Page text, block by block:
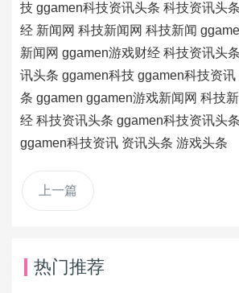
技 ggamen科技资讯头条 科技资讯头条
经 新闻网 科技新闻网 科技新闻
新闻网 ggamen游戏财经 科技资讯头条
讯头条 ggamen科技 ggamen科技资讯
条 ggamen ggamen游戏新闻网 科技
经 科技资讯头条 ggamen科技资讯头条
ggamen科技资讯 资讯头条 游戏头条
上一篇
热门推荐